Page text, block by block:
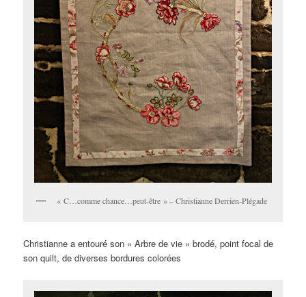
« C…comme chance…peut-être » – Christianne Derrien-Plégade
Christianne a entouré son « Arbre de vie » brodé, point focal de
son quilt, de diverses bordures colorées